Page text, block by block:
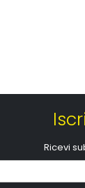
Ricevi